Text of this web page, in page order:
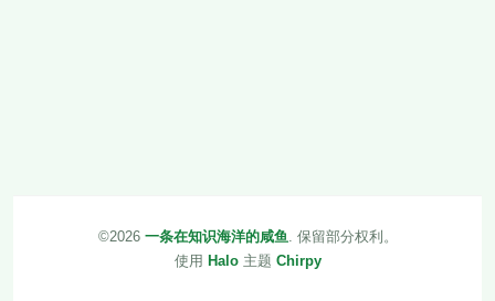
©2026 一条在知识海洋的咸鱼
保留部分权利。
使用 Halo主题 Chirpy